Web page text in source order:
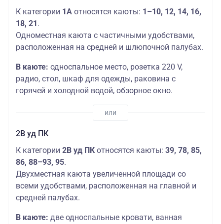
К категории 1А относятся каюты: 1–10, 12, 14, 16,
18, 21.
Одноместная каюта с частичными удобствами,
расположенная на средней и шлюпочной палубах.
В каюте: односпальное место, розетка 220 V,
радио, стол, шкаф для одежды, раковина с
горячей и холодной водой, обзорное окно.
2В уд ПК
К категории 2В уд ПК​ относятся каюты: 39, 78, 85,
86, 88–93, 95.
Двухместная каюта увеличенной площади со
всеми удобствами, расположенная на главной и
средней палубах.
В каюте: две односпальные кровати, ванная